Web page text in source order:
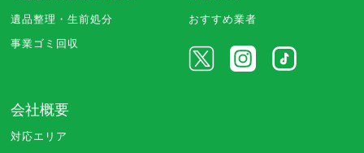
遺品整理・生前処分
事業ゴミ回収
おすすめ業者
会社概要
対応エリア